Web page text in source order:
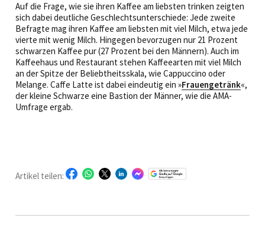
Auf die Frage, wie sie ihren Kaffee am liebsten trinken zeigten
sich dabei deutliche Geschlechtsunterschiede: Jede zweite
Befragte mag ihren Kaffee am liebsten mit viel Milch, etwa jede
vierte mit wenig Milch. Hingegen bevorzugen nur 21 Prozent
schwarzen Kaffee pur (27 Prozent bei den Männern). Auch im
Kaffeehaus und Restaurant stehen Kaffeearten mit viel Milch
an der Spitze der Beliebtheitsskala, wie Cappuccino oder
Melange. Caffe Latte ist dabei eindeutig ein »Frauengetränk«,
der kleine Schwarze eine Bastion der Männer, wie die AMA-
Umfrage ergab.
Artikel teilen: